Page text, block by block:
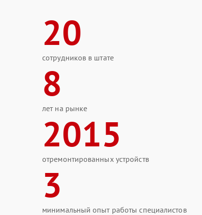
20
сотрудников в штате
8
лет на рынке
2015
отремонтированных устройств
3
минимальный опыт работы специалистов